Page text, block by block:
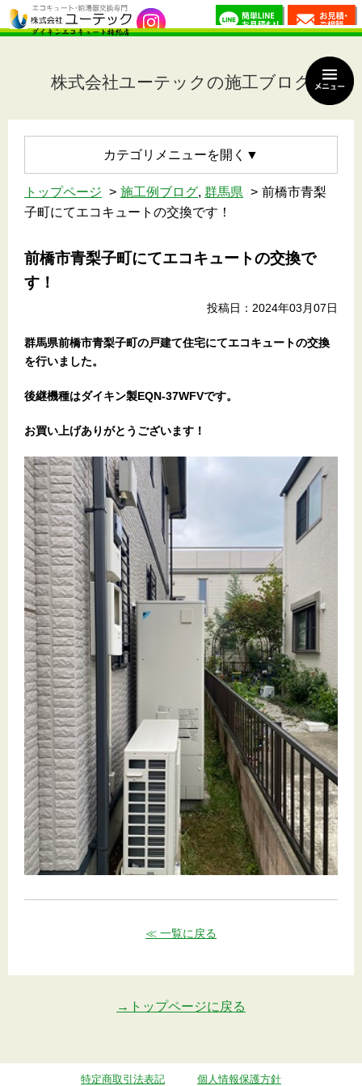
株式会社ユーテックの施工ブログ
カテゴリメニュー
トップページ 施工例ブログ, 群馬県
前橋市青梨
子町にてエコキュートの交換です！
前橋市青梨子町にてエコキュートの交換で
す！
投稿日：2024年03月07日
群馬県前橋市青梨子町の戸建て住宅にてエコキュートの交換
を行いました。
後継機種はダイキン製EQN-37WFVです。
お買い上げありがとうございます ！
≪ 一覧に戻る
→トップページに戻る
特定商取引法表記 個人情報保護方針